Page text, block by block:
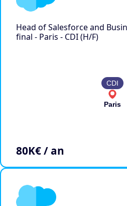
Head of Salesforce and
final - Paris - CDI (H/F)
CDI
Paris
80K€ / an